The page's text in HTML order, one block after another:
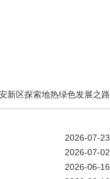
新区探索地热绿色发展之路
2026-07-23
2026-07-02
2026-06-16